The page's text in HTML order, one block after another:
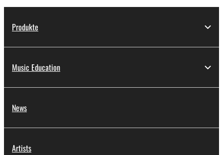
Produkte
Music Education
News
Artists